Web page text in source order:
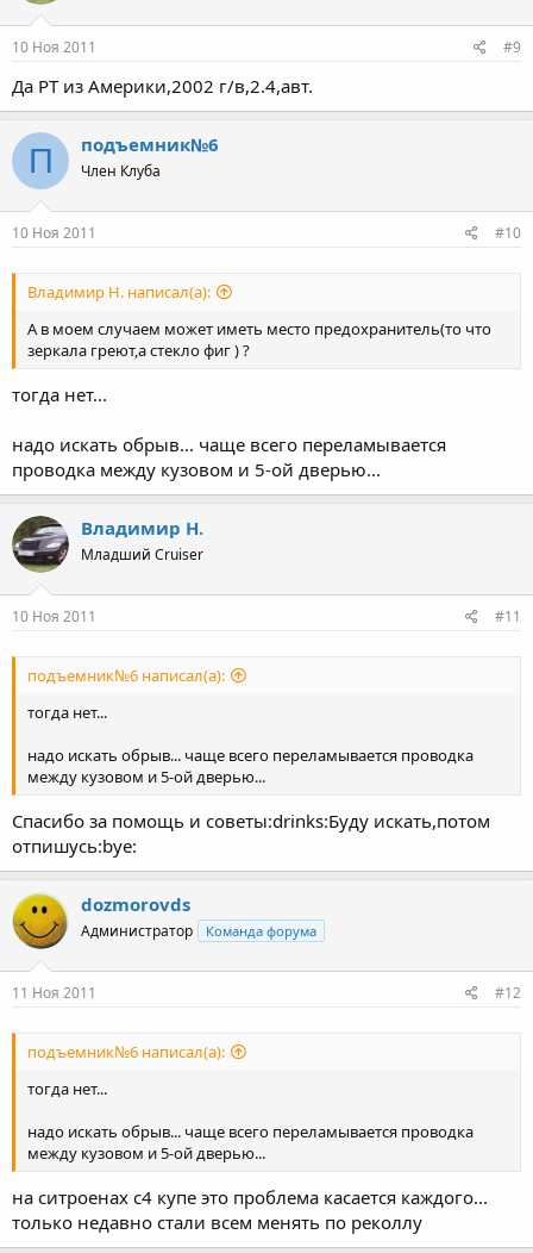
10 Ноя 2011 #9
Да РТ из Америки,2002 г/в,2.4,авт.
П подъемник№6
Член Клуба
10 Ноя 2011 #10
Владимир Н. написал(а):
А в моем случаем может иметь место предохранитель(то что
зеркала греют,а стекло фиг ) ?
тогда нет...
надо искать обрыв... чаще всего переламывается
проводка между кузовом и 5-ой дверью...
Владимир Н.
Младший Cruiser
10 Ноя 2011 #11
подъемник№6 написал(а):
тогда нет...
надо искать обрыв... чаще всего переламывается проводка
между кузовом и 5-ой дверью...
Спасибо за помощь и советы:drinks:Буду искать,потом
отпишусь:bye:
dozmorovds
Администратор Команда форума
11 Ноя 2011 #12
подъемник№6 написал(а):
тогда нет...
надо искать обрыв... чаще всего переламывается проводка
между кузовом и 5-ой дверью...
на ситроенах с4 купе это проблема касается каждого...
только недавно стали всем менять по реколлу